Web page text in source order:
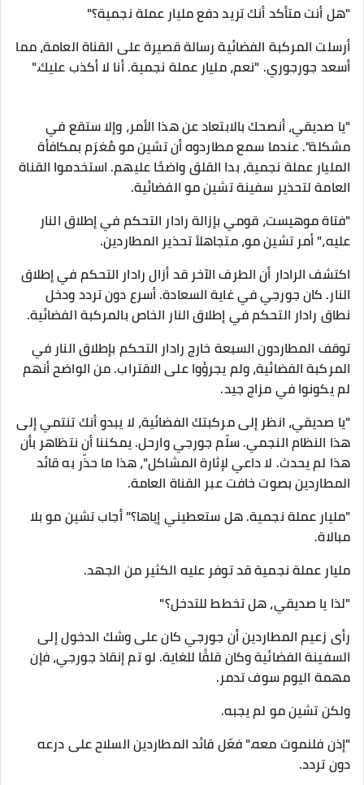
"هل أنت متأكد أنك تريد دفع مليار عملة نجمية؟"
أرسلت المركبة الفضائية رسالة قصيرة على القناة العامة، مما
أسعد جورجوري. "نعم، مليار عملة نجمية. أنا لا أكذب عليك."
"يا صديقي، أنصحك بالابتعاد عن هذا الأمر، وإلا ستقع في
مشكلة". عندما سمع مطاردوه أن تشين مو مُغرَم بمكافأة
المليار عملة نجمية، بدا القلق واضحًا عليهم. استخدموا القناة
العامة لتحذير سفينة تشين مو الفضائية.
"فتاة موهيست، قومي بإزالة رادار التحكم في إطلاق النار
عليه،" أمر تشين مو، متجاهلاً تحذير المطاردين.
اكتشف الرادار أن الطرف الآخر قد أزال رادار التحكم في إطلاق
النار. كان جورجي في غاية السعادة. أسرع دون تردد ودخل
نطاق رادار التحكم في إطلاق النار الخاص بالمركبة الفضائية.
توقف المطاردون السبعة خارج رادار التحكم بإطلاق النار في
المركبة الفضائية، ولم يجرؤوا على الاقتراب. من الواضح أنهم
لم يكونوا في مزاج جيد.
"يا صديقي، انظر إلى مركبتك الفضائية، لا يبدو أنك تنتمي إلى
هذا النظام النجمي. سلّم جورجي وارحل. يمكننا أن نتظاهر بأن
هذا لم يحدث. لا داعي لإثارة المشاكل"، هذا ما حذّر به قائد
المطاردين بصوت خافت عبر القناة العامة.
"مليار عملة نجمية. هل ستعطيني إياها؟" أجاب تشين مو بلا
مبالاة.
مليار عملة نجمية قد توفر عليه الكثير من الجهد.
"لذا يا صديقي، هل تخطط للتدخل؟"
رأى زعيم المطاردين أن جورجي كان على وشك الدخول إلى
السفينة الفضائية وكان قلقًا للغاية. لو تم إنقاذ جورجي، فإن
مهمة اليوم سوف تدمر.
ولكن تشين مو لم يجبه.
"إذن فلنموت معه." فعّل قائد المطاردين السلاح على درعه
دون تردد.